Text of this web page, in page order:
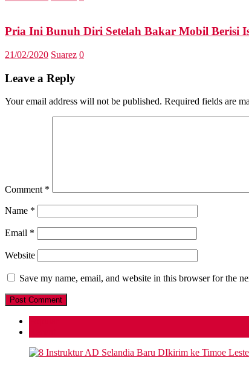
Pria Ini Bunuh Diri Setelah Bakar Mobil Berisi
21/02/2020 Suarez 0
Leave a Reply
Your email address will not be published. Required fields are
Comment *
Name *
Email *
Website
Save my name, email, and website in this browser for the